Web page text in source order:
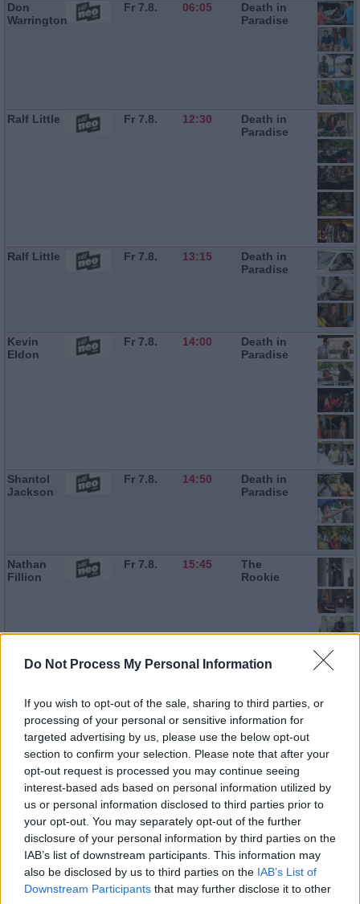
Do Not Process My Personal Information
If you wish to opt-out of the sale, sharing to third parties, or
processing of your personal or sensitive information for
targeted advertising by us, please use the below opt-out
section to confirm your selection. Please note that after your
opt-out request is processed you may continue seeing
interest-based ads based on personal information utilized by
us or personal information disclosed to third parties prior to
your opt-out. You may separately opt-out of the further
disclosure of your personal information by third parties on the
IAB’s list of downstream participants. This information may
also be disclosed by us to third parties on the IAB’s List of
Downstream Participants that may further disclose it to other
Don
Warrington
Fr 7.8. 06:05
Death in
Paradise
Ralf Little Fr 7.8. 12:30
Death in
Paradise
Ralf Little Fr 7.8. 13:15
Death in
Paradise
Kevin
Eldon
Fr 7.8. 14:00
Death in
Paradise
Shantol
Jackson
Fr 7.8. 14:50
Death in
Paradise
Nathan
Fillion
Fr 7.8. 15:45
The
Rookie
Rookie
Gabriel
Macht
Fr 7.8. 17:50 Suits
Joséphine
Fr 7.8. 20:15
Death in
Paradise